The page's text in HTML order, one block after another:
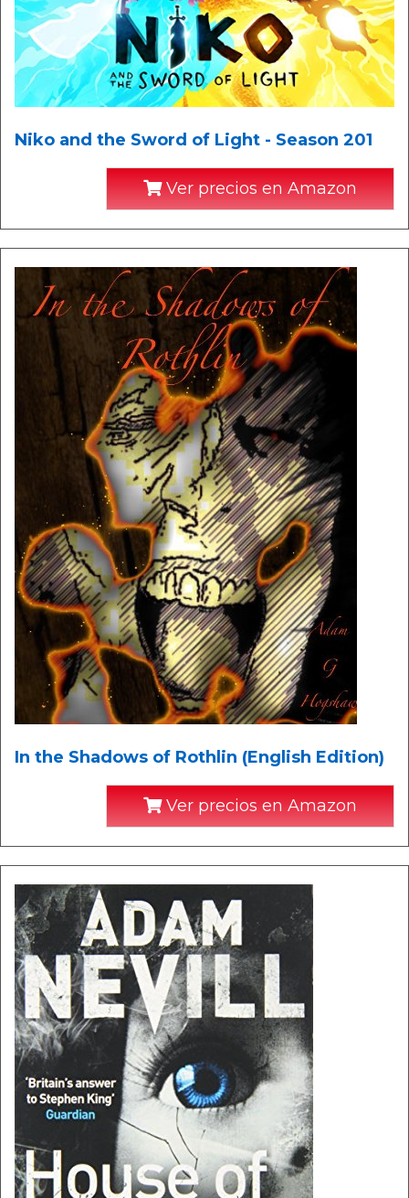
Niko and the Sword of Light - Season 201
Ver precios en Amazon
In the Shadows of Rothlin (English Edition)
Ver precios en Amazon